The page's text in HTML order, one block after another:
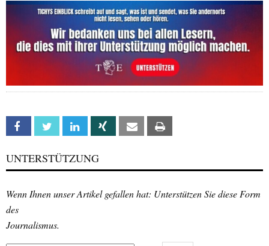
Facebook Twitter Linkedin Xing Email
UNTERSTÜTZUNG
Wenn Ihnen unser Artikel gefallen hat: Unterstützen Sie diese Form
des
Journalismus.